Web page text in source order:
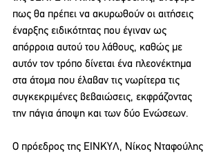
πως θα πρέπει να ακυρωθούν οι αιτήσεις
έναρξης ειδικότητας που έγιναν ως
απόρροια αυτού του λάθους, καθώς με
αυτόν τον τρόπο δίνεται ένα πλεονέκτημα
στα άτομα που έλαβαν τις νωρίτερα τις
συγκεκριμένες βεβαιώσεις, εκφράζοντας
την πάγια άποψη και των δύο Ενώσεων.
O πρόεδρος της ΕΙΝΚΥΛ, Νίκος Νταφούλης